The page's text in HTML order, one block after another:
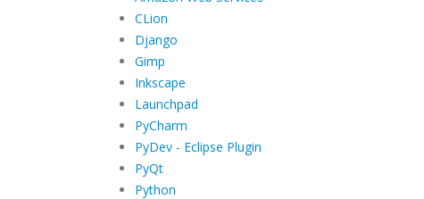
CLion
Django
Gimp
Inkscape
Launchpad
PyCharm
PyDev - Eclipse Plugin
PyQt
Python